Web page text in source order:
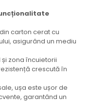
carton cerat cu
asigurând un mediu
și zona încuietorii
crescută în
ușa este ușor de
garantând un